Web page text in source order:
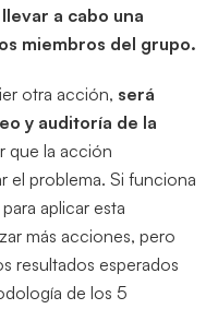
a cabo una
miembros del grupo.
otra acción, será
y auditoría de la
que la acción
el problema. Si funciona
aplicar esta
más acciones, pero
resultados esperados
de los 5